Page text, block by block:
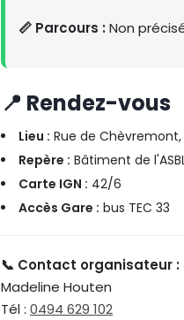
📏 Parcours :Non
📍 Rendez-vous
Lieu : Rue de Chèvremont,
Repère : Bâtiment de
Carte IGN : 42/6
Accès Gare : bus TEC 33
📞 Contact organisateur :
Madeline Houten
Tél : 0494 629 102